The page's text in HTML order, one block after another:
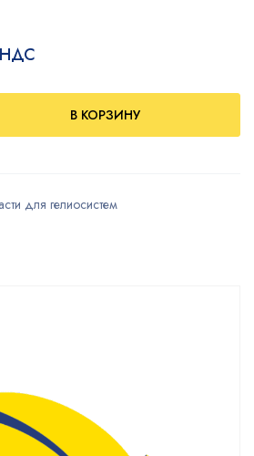
НДС
В КОРЗИНУ
для гелиосистем